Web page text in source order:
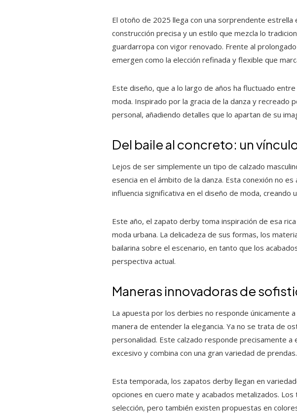
El otoño de 2025 llega con una sorprendente
construcción precisa y un estilo que mezcla lo
guardarropa con vigor renovado. Frente al
emergen como la elección refinada y flexible que
Este diseño, que a lo largo de años ha fluctuado
moda. Inspirado por la gracia de la danza y recreado
personal, añadiendo detalles que lo apartan de su
Del baile al concreto: un
Lejos de ser simplemente un tipo de calzado
esencia en el ámbito de la danza. Esta conexión no
influencia significativa en el diseño de moda,
Este año, el zapato derby toma inspiración de esa
moda urbana. La delicadeza de sus formas, los
bailarina sobre el escenario, en tanto que los
perspectiva actual.
Maneras innovadoras de
La apuesta por los derbies no responde únicamente
manera de entender la elegancia. Ya no se trata de
personalidad. Este calzado responde precisamente
excesivo y combina con una gran variedad de prendas.
Esta temporada, los zapatos derby llegan en
opciones en cuero mate y acabados metalizados.
selección, pero también existen propuestas en